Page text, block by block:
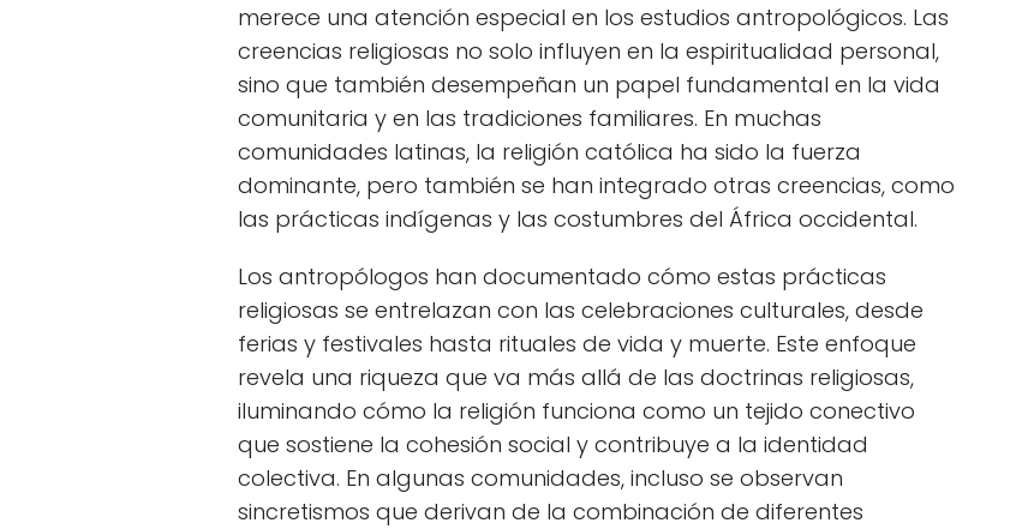
merece una atención especial en los estudios antropológicos. Las
creencias religiosas no solo influyen en la espiritualidad personal,
sino que también desempeñan un papel fundamental en la vida
comunitaria y en las tradiciones familiares. En muchas
comunidades latinas, la religión católica ha sido la fuerza
dominante, pero también se han integrado otras creencias, como
las prácticas indígenas y las costumbres del África occidental.
Los antropólogos han documentado cómo estas prácticas
religiosas se entrelazan con las celebraciones culturales, desde
ferias y festivales hasta rituales de vida y muerte. Este enfoque
revela una riqueza que va más allá de las doctrinas religiosas,
iluminando cómo la religión funciona como un tejido conectivo
que sostiene la cohesión social y contribuye a la identidad
colectiva. En algunas comunidades, incluso se observan
sincretismos que derivan de la combinación de diferentes